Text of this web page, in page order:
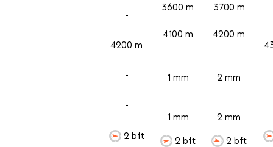
-
4200 m
-
-
2 bft
3600 m
4100 m
1 mm
1 mm
2 bft
3700 m
4200 m
2 mm
2 mm
2 bft